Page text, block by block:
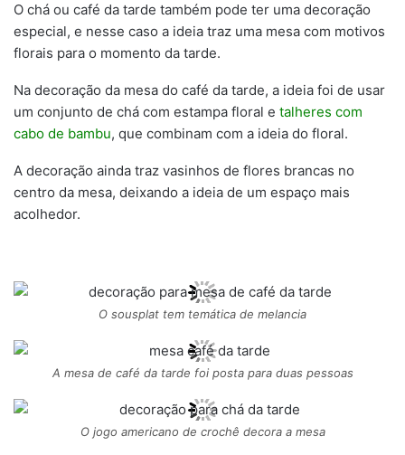
O chá ou café da tarde também pode ter uma decoração
especial, e nesse caso a ideia traz uma mesa com motivos
florais para o momento da tarde.
Na decoração da mesa do café da tarde, a ideia foi de usar
um conjunto de chá com estampa floral e talheres com
cabo de bambu, que combinam com a ideia do floral.
A decoração ainda traz vasinhos de flores brancas no
centro da mesa, deixando a ideia de um espaço mais
acolhedor.
O sousplat tem temática de melancia
A mesa de café da tarde foi posta para duas pessoas
O jogo americano de crochê decora a mesa